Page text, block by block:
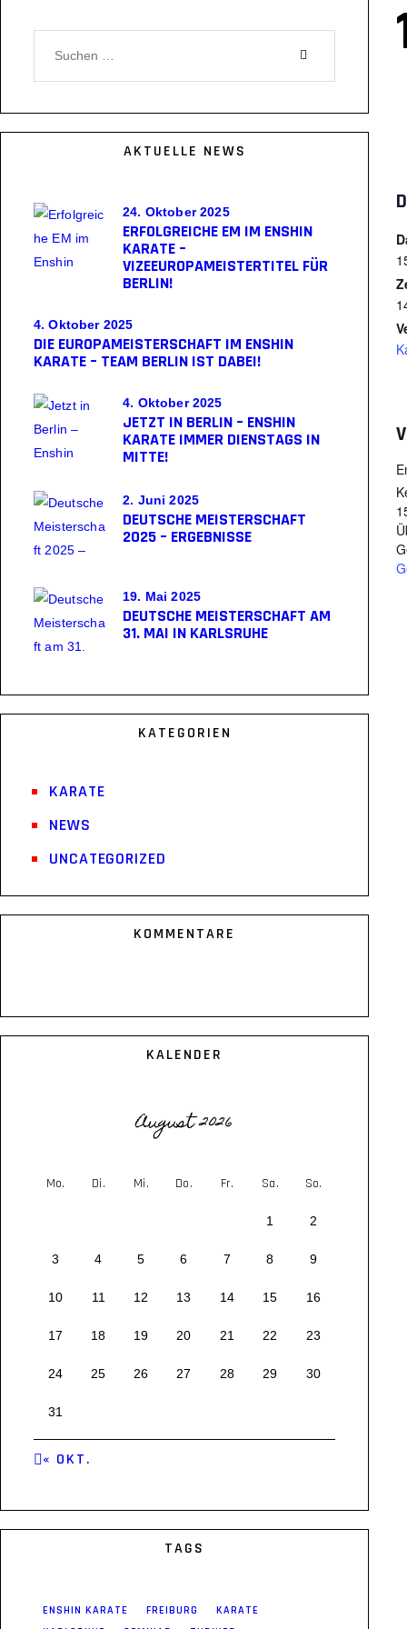
AKTUELLE NEWS
ERFOLGREICHE EM IM ENSHIN
KARATE –
VIZEEUROPAMEISTERTITEL FÜR
BERLIN!
24. Oktober 2025
DIE EUROPAMEISTERSCHAFT IM ENSHIN
KARATE – TEAM BERLIN IST DABEI!
4. Oktober 2025
JETZT IN BERLIN – ENSHIN
KARATE IMMER DIENSTAGS IN
MITTE!
4. Oktober 2025
DEUTSCHE MEISTERSCHAFT
2025 – ERGEBNISSE
2. Juni 2025
DEUTSCHE MEISTERSCHAFT AM
31. MAI IN KARLSRUHE
19. Mai 2025
KATEGORIEN
KARATE
NEWS
UNCATEGORIZED
KOMMENTARE
KALENDER
August 2026
Mo. Di. Mi. Do. Fr. Sa. So.
1 2
3 4 5 6 7 8 9
10 11 12 13 14 15 16
17 18 19 20 21 22 23
24 25 26 27 28 29 30
31
« OKT.
TAGS
ENSHIN KARATE FREIBURG
KARATE